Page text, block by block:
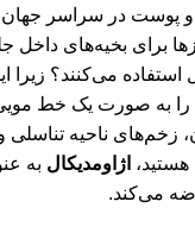
و پوست در سراسر
برای بخیه‌های
می‌کنند؟ زیرا
را به صورت یک خط
ناحیه تناسلی
اژاومدیکال به
می‌کند.